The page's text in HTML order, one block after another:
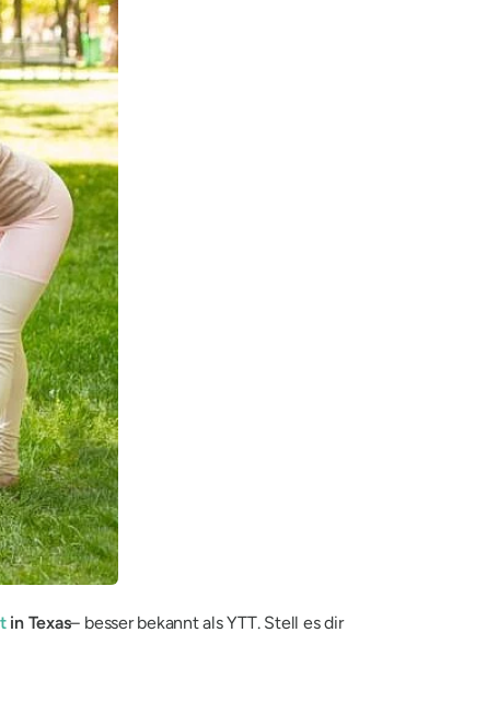
in Texas– besser bekannt als YTT. Stell es dir